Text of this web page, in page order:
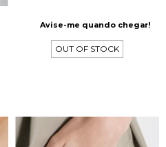
Avise-me quando chegar!
OUT OF STOCK